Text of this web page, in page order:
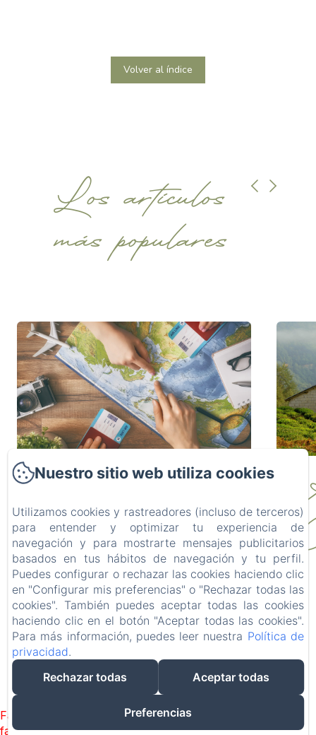
Volver al índice
Los artículos
más populares
Qué hacer en la
Cerdanya si no
esquías: cultura,
paseos y comida
Viajar a la Cerdanya en invierno no
significa necesariamente ponerse los
esquís.Aunque las pistas de esquí en
cataluña...
3 min.
para
3 min.
La Calma De Bellver
Plaça Major 8, Bellver de la Cerdanya, 25720, España
contacta@lacalma.com
638087454
Failed to load BookingEngine/index: Loading chunk 1322
failed. (missing:
Nuestro sitio web utiliza cookies
Utilizamos cookies y rastreadores (incluso de terceros)
para entender y optimizar tu experiencia de
navegación y para mostrarte mensajes publicitarios
basados en tus hábitos de navegación y tu perfil.
Puedes configurar o rechazar las cookies haciendo clic
en "Configurar mis preferencias" o "Rechazar todas las
cookies". También puedes aceptar todas las cookies
haciendo clic en el botón "Aceptar todas las cookies".
Para más información, puedes leer nuestra Política de
privacidad.
Rechazar todas
Aceptar todas
Preferencias